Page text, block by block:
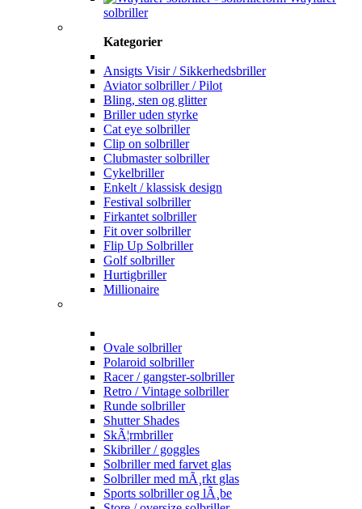
solbriller
Kategorier
Ansigts Visir / Sikkerhedsbriller
Aviator solbriller / Pilot
Bling, sten og glitter
Briller uden styrke
Cat eye solbriller
Clip on solbriller
Clubmaster solbriller
Cykelbriller
Enkelt / klassisk design
Festival solbriller
Firkantet solbriller
Fit over solbriller
Flip Up Solbriller
Golf solbriller
Hurtigbriller
Millionaire
Ovale solbriller
Polaroid solbriller
Racer / gangster-solbriller
Retro / Vintage solbriller
Runde solbriller
Shutter Shades
SkÃ¦rmbriller
Skibriller / goggles
Solbriller med farvet glas
Solbriller med mÃ¸rkt glas
Sports solbriller og lÃ¸be